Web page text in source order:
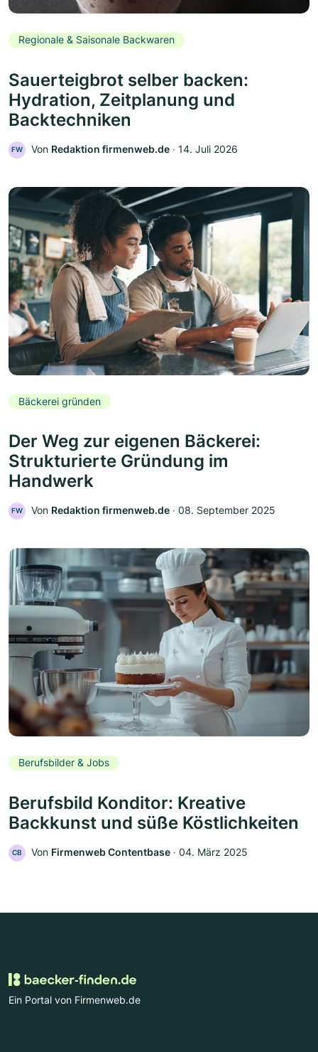
Regionale & Saisonale Backwaren
Sauerteigbrot selber backen:
Hydration, Zeitplanung und
Backtechniken
FW Von Redaktion firmenweb.de ‧ 14. Juli 2026
Bäckerei gründen
Der Weg zur eigenen Bäckerei:
Strukturierte Gründung im
Handwerk
FW Von Redaktion firmenweb.de ‧ 08. September 2025
Berufsbilder & Jobs
Berufsbild Konditor: Kreative
Backkunst und süße Köstlichkeiten
CB Von Firmenweb Contentbase ‧ 04. März 2025
Ein Portal von Firmenweb.de